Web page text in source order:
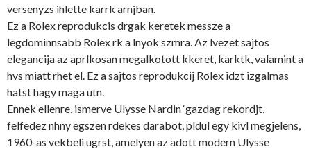
versenyzs ihlette karrk arnjban.
Ez a Rolex reprodukcis drgak keretek messze a
legdominnsabb Rolex rk a lnyok szmra. Az lvezet sajtos
elegancija az aprlkosan megalkotott kkeret, karktk, valamint a
hvs miatt rhet el. Ez a sajtos reprodukcij Rolex idzt izgalmas
hatst hagy maga utn.
Ennek ellenre, ismerve Ulysse Nardin ‘gazdag rekordjt,
felfedez nhny egszen rdekes darabot, pldul egy kivl megjelens,
1960-as vekbeli ugrst, amelyen az adott modern Ulysse